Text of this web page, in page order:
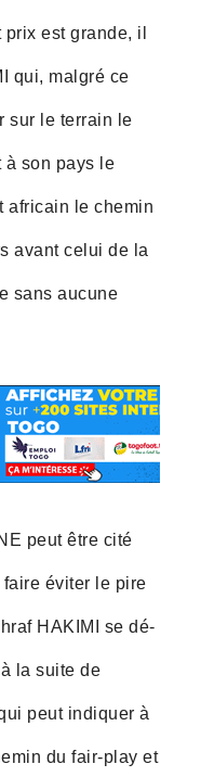
est grande, il
qui, malgré ce
sur le terrain le
à son pays le
africain le chemin
avant celui de la
sans aucune
peut être cité
éviter le pire
HAKIMI se dé-
la suite de
peut indiquer à
du fair-play et